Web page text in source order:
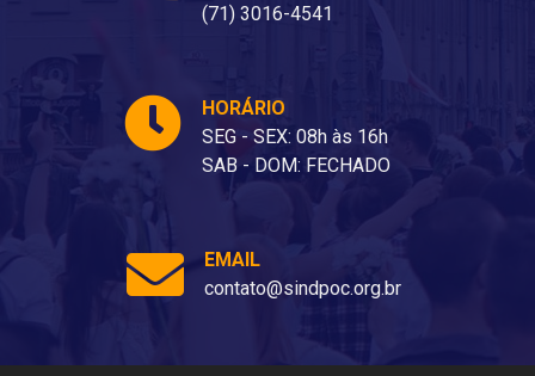
(71) 3016-4541
HORÁRIO
SEG - SEX: 08h às 16h
SAB - DOM: FECHADO
EMAIL
contato@sindpoc.org.br